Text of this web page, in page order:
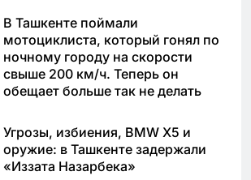
В Ташкенте поймали
мотоциклиста, который гонял по
ночному городу на скорости
свыше 200 км/ч. Теперь он
обещает больше так не делать
Угрозы, избиения, BMW X5 и
оружие: в Ташкенте задержали
«Иззата Назарбека»